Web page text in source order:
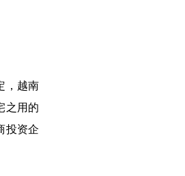
，越南
之用的
投资企